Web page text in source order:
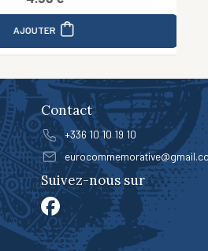
AJOUTER
Contact
+336 10 10 19 10
Suivez-nous sur